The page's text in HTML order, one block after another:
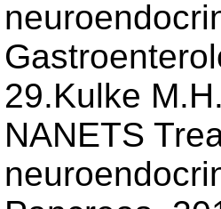
29.Kulke
NANETS